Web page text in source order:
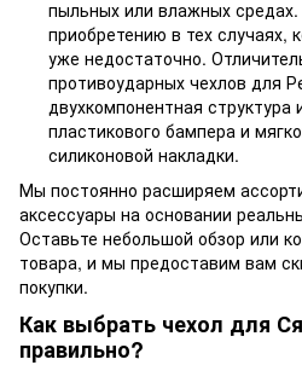
пыльных или влажных
приобретению в тех случаях,
уже недостаточно.
противоударных чехлов для
двухкомпонентная структура
пластикового бампера и
силиконовой накладки.
Мы постоянно расширяем
аксессуары на основании
Оставьте небольшой обзор или
товара, и мы предоставим вам
покупки.
Как выбрать чехол для
правильно?